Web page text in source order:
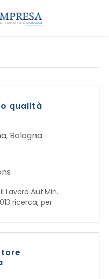
qualità
, Bologna
Lavoro Aut.Min.
ricerca, per
nel settore
con sede a
A
-
e visivi sui
la confo